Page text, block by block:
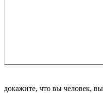
докажите, что вы человек,